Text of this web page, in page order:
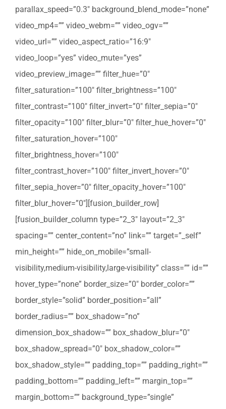
parallax_speed=”0.3″ background_blend_mode=”none”
video_mp4=”” video_webm=”” video_ogv=””
video_url=”” video_aspect_ratio=”16:9″
video_loop=”yes” video_mute=”yes”
video_preview_image=”” filter_hue=”0″
filter_saturation=”100″ filter_brightness=”100″
filter_contrast=”100″ filter_invert=”0″ filter_sepia=”0″
filter_opacity=”100″ filter_blur=”0″ filter_hue_hover=”0″
filter_saturation_hover=”100″
filter_brightness_hover=”100″
filter_contrast_hover=”100″ filter_invert_hover=”0″
filter_sepia_hover=”0″ filter_opacity_hover=”100″
filter_blur_hover=”0″][fusion_builder_row]
[fusion_builder_column type=”2_3″ layout=”2_3″
spacing=”” center_content=”no” link=”” target=”_self”
min_height=”” hide_on_mobile=”small-
visibility,medium-visibility,large-visibility” class=”” id=””
hover_type=”none” border_size=”0″ border_color=””
border_style=”solid” border_position=”all”
border_radius=”” box_shadow=”no”
dimension_box_shadow=”” box_shadow_blur=”0″
box_shadow_spread=”0″ box_shadow_color=””
box_shadow_style=”” padding_top=”” padding_right=””
padding_bottom=”” padding_left=”” margin_top=””
margin_bottom=”” background_type=”single”